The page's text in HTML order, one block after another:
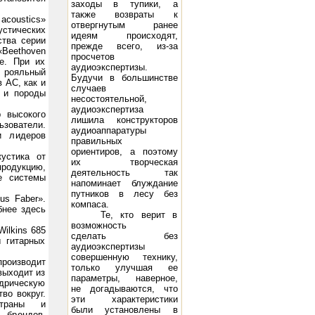
Вт
Music Angel TK-10: 10 - 250 Вт, 45 Гц - 22 кГц, 8 Ом, 97 дБ/Вт/м
серии
При их
рояльный
АС, как и
и породы
лидеров
от
системы
Faber».
здесь
685
из
вокруг.
и
заходы в тупики, а
также возвраты к
отвергнутым ранее
идеям происходят,
прежде всего, из-за
просчетов
аудиоэкспертизы.
Будучи в большинстве
случаев
несостоятельной,
аудиоэкспертиза
лишила конструкторов
аудиоаппаратуры
правильных
ориентиров, а поэтому
их творческая
деятельность так
напоминает блуждание
путников в лесу без
компаса.
Те, кто верит в
возможность
сделать без
аудиоэкспертизы
совершенную технику,
только улучшая ее
параметры, наверное,
не догадываются, что
эти характеристики
были установлены в